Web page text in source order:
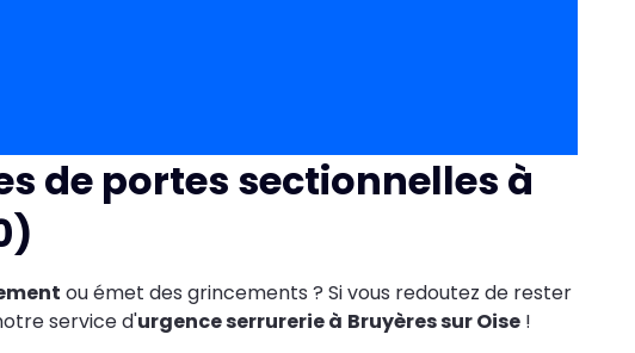
de portes sectionnelles à
ou émet des grincements ? Si vous redoutez de rester
service d'urgence serrurerie à Bruyères sur Oise !